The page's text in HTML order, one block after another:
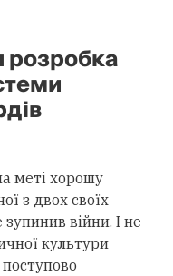
розробка
меті хорошу
з двох своїх
війни. І не
культури